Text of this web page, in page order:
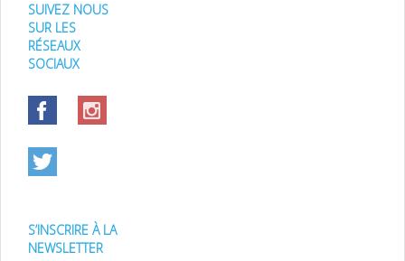
SUIVEZ NOUS
SUR LES
RÉSEAUX
SOCIAUX
S’INSCRIRE À LA
NEWSLETTER